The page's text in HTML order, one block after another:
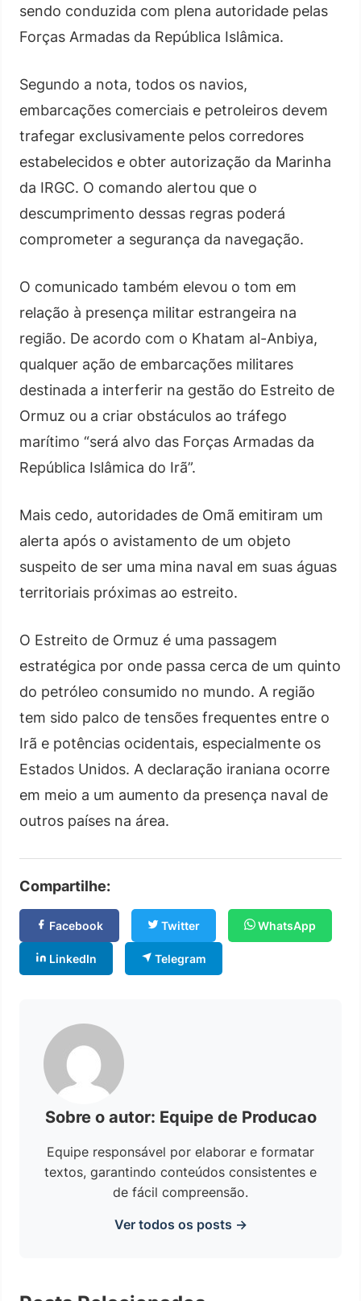
sendo conduzida com plena autoridade pelas
Forças Armadas da República Islâmica.
Segundo a nota, todos os navios,
embarcações comerciais e petroleiros devem
trafegar exclusivamente pelos corredores
estabelecidos e obter autorização da Marinha
da IRGC. O comando alertou que o
descumprimento dessas regras poderá
comprometer a segurança da navegação.
O comunicado também elevou o tom em
relação à presença militar estrangeira na
região. De acordo com o Khatam al-Anbiya,
qualquer ação de embarcações militares
destinada a interferir na gestão do Estreito de
Ormuz ou a criar obstáculos ao tráfego
marítimo “será alvo das Forças Armadas da
República Islâmica do Irã”.
Mais cedo, autoridades de Omã emitiram um
alerta após o avistamento de um objeto
suspeito de ser uma mina naval em suas águas
territoriais próximas ao estreito.
O Estreito de Ormuz é uma passagem
estratégica por onde passa cerca de um quinto
do petróleo consumido no mundo. A região
tem sido palco de tensões frequentes entre o
Irã e potências ocidentais, especialmente os
Estados Unidos. A declaração iraniana ocorre
em meio a um aumento da presença naval de
outros países na área.
Compartilhe:
Facebook Twitter WhatsApp
LinkedIn Telegram
Sobre o autor: Equipe de Producao
Equipe responsável por elaborar e formatar
textos, garantindo conteúdos consistentes e
de fácil compreensão.
Ver todos os posts →